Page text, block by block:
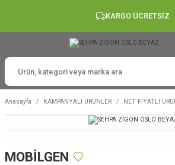
KARGO ÜCRETSİZ
Anasayfa KAMPANYALI ÜRÜNLER NET FİYATLI
MOBİLGEN